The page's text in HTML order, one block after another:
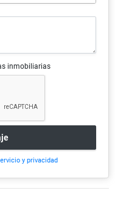
inmobiliarias
y privacidad